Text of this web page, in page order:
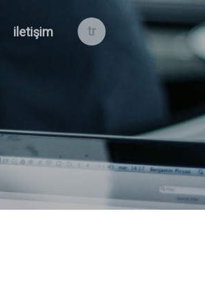
tr
iletişim